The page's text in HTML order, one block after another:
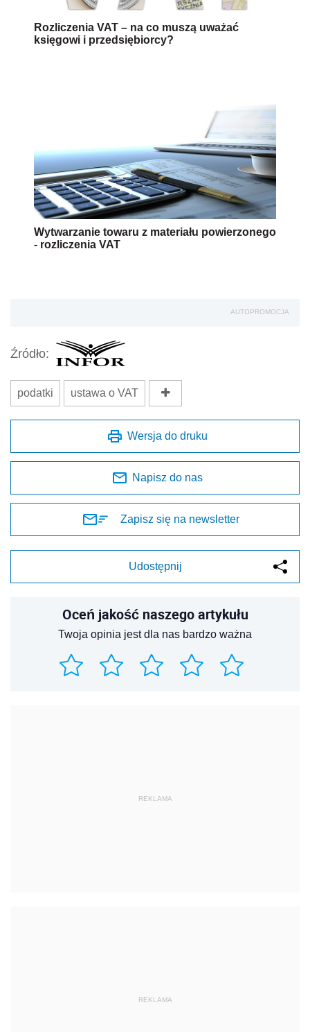
Rozliczenia VAT – na co muszą uważać
księgowi i przedsiębiorcy?
Wytwarzanie towaru z materiału powierzonego
- rozliczenia VAT
AUTOPROMOCJA
Źródło:
podatki ustawa o VAT
Wersja do druku
Napisz do nas
Zapisz się na newsletter
Udostępnij
Oceń jakość naszego artykułu
Twoja opinia jest dla nas bardzo ważna
REKLAMA
REKLAMA